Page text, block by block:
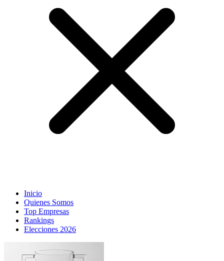
Inicio
Quienes Somos
Top Empresas
Rankings
Elecciones 2026